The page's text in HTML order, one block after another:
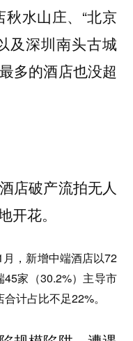
秋水山庄、“北京
及深圳南头古城
多的酒店也没超
店破产流拍无人
开花。
，新增中端酒店以72
家（30.2%）主导市
计占比不足22%。